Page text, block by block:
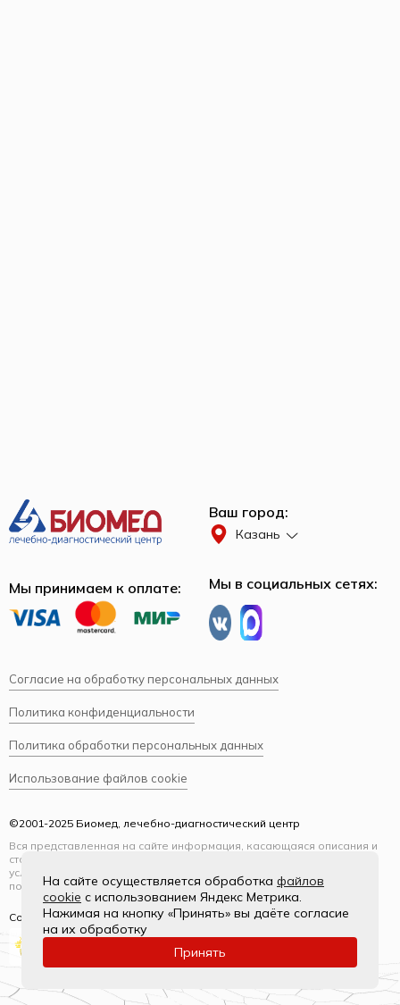
Ваш город:
Казань
Мы принимаем к оплате: Мы в социальных сетях:
©2001-2025 Биомед, лечебно-диагностический центр
Вся представленная на сайте информация, касающаяся описания и
стоимости услуг, носит информационный характер и ни при каких
условиях не является публичной офертой, определяемой
положениями Статьи 437(2) Гражданского кодекса РФ.
Создание и продвижение
Согласие на обработку персональных данных
Политика конфиденциальности
Политика обработки персональных данных
Использование файлов cookie
На сайте осуществляется обработка файлов
cookie с использованием Яндекс Метрика.
Нажимая на кнопку «Принять» вы даёте согласие
на их обработку
Принять